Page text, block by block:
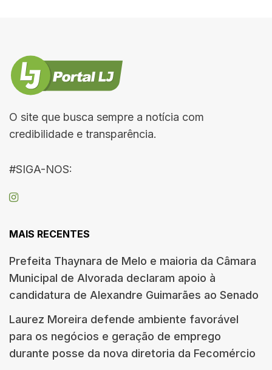
O site que busca sempre a notícia com
credibilidade e transparência.
#SIGA-NOS:
MAIS RECENTES
Prefeita Thaynara de Melo e maioria da Câmara
Municipal de Alvorada declaram apoio à
candidatura de Alexandre Guimarães ao Senado
Laurez Moreira defende ambiente favorável
para os negócios e geração de emprego
durante posse da nova diretoria da Fecomércio